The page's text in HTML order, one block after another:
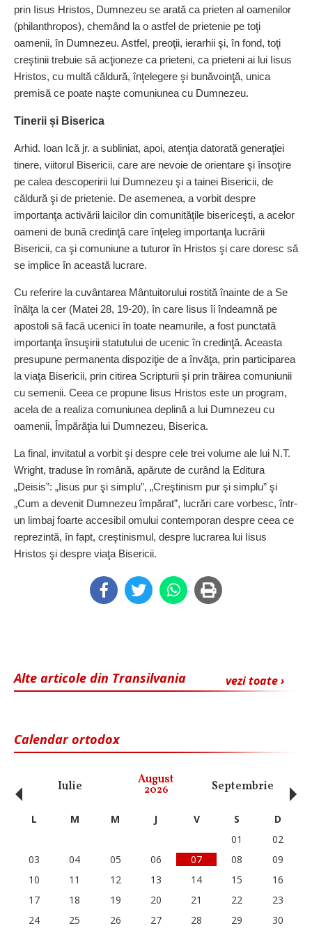
prin Iisus Hristos, Dumnezeu se arată ca prieten al oamenilor
(philanthropos), chemând la o astfel de prietenie pe toţi
oamenii, în Dumnezeu. Astfel, preoţii, ierarhii şi, în fond, toţi
creştinii trebuie să acţioneze ca prieteni, ca prieteni ai lui Iisus
Hristos, cu multă căldură, înţelegere şi bunăvoinţă, unica
premisă ce poate naşte comuniunea cu Dumnezeu.
Tinerii și Biserica
Arhid. Ioan Ică jr. a subliniat, apoi, atenţia datorată generaţiei
tinere, viitorul Bisericii, care are nevoie de orientare şi însoţire
pe calea descoperirii lui Dumnezeu şi a tainei Bisericii, de
căldură şi de prietenie. De asemenea, a vorbit despre
importanţa activării laicilor din comunităţile bisericeşti, a acelor
oameni de bună credinţă care înţeleg importanţa lucrării
Bisericii, ca şi comuniune a tuturor în Hristos şi care doresc să
se implice în această lucrare.
Cu referire la cuvântarea Mântuitorului rostită înainte de a Se
înălţa la cer (Matei 28, 19-20), în care Iisus îi îndeamnă pe
apostoli să facă ucenici în toate neamurile, a fost punctată
importanţa însuşirii statutului de ucenic în credinţă. Aceasta
presupune permanenta dispoziţie de a învăţa, prin participarea
la viaţa Bisericii, prin citirea Scripturii şi prin trăirea comuniunii
cu semenii. Ceea ce propune Iisus Hristos este un program,
acela de a realiza comuniunea deplină a lui Dumnezeu cu
oamenii, Împărăţia lui Dumnezeu, Biserica.
La final, invitatul a vorbit şi despre cele trei volume ale lui N.T.
Wright, traduse în română, apărute de curând la Editura
„Deisis”: „Iisus pur şi simplu”, „Creştinism pur şi simplu” şi
„Cum a devenit Dumnezeu împărat”, lucrări care vorbesc, într-
un limbaj foarte accesibil omului contemporan despre ceea ce
reprezintă, în fapt, creştinismul, despre lucrarea lui Iisus
Hristos şi despre viaţa Bisericii.
vezi toate ›
Alte articole din Transilvania
Calendar ortodox
Iulie August
2026 Septembrie
‹ L M M J V S
D
01
02
03
04 05 06 07 08
09
10
11 12 13 14 15
16
17
18 19 20 21 22
23
24
25 26 27 28 29
30